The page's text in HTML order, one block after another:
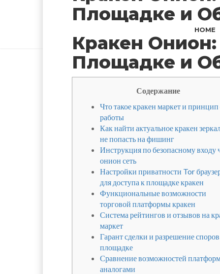
HOME
Площадке и
Кракен
Площадке и
Содержание
Что такое кракен маркет и принцип
работы
Как найти актуальное кракен
не попасть на фишинг
Инструкция по безопасному входу
онион сеть
Настройки приватности Tor
для доступа к площадке кракен
Функциональные возможности
торговой платформы кракен
Система рейтингов и отзывов на
маркет
Гарант сделки и разрешение
площадке
Сравнение возможностей
аналогами